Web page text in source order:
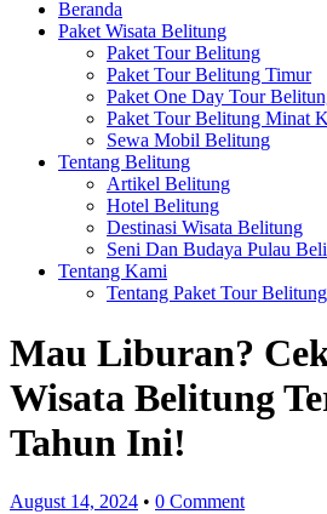
Beranda
Paket Wisata Belitung
Paket Tour Belitung
Paket Tour Belitung Timur
Paket One Day Tour
Paket Tour Belitung Minat
Sewa Mobil Belitung
Tentang Belitung
Artikel Belitung
Hotel Belitung
Destinasi Wisata Belitung
Seni Dan Budaya Pulau
Tentang Kami
Tentang Paket Tour Belitung
Mau Liburan?
Wisata Belitung
Tahun Ini!
August 14, 2024 • 0 Comment